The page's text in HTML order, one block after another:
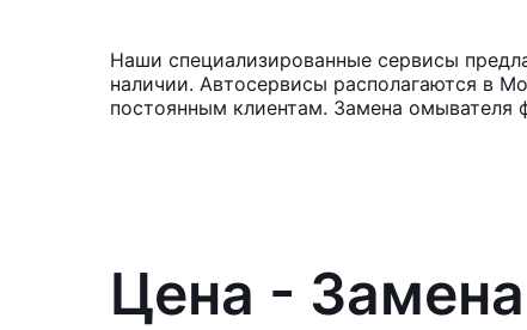
Наши специализированные сервисы
наличии. Автосервисы располагаются в
постоянным клиентам. Замена омывателя
Цена -